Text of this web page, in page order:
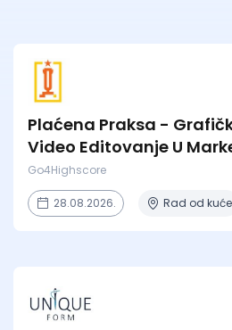
Plaćena Praksa -
Video Editovanje U
Agenciji
Go4Highscore
28.08.2026. Rad od kuće